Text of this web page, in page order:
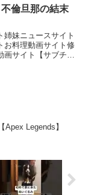
細や採用条件などは
倫旦那の結末
姉妹ニュースサイト
お料理動画サイト修
画サイト【サブチャ
Apex Legends】